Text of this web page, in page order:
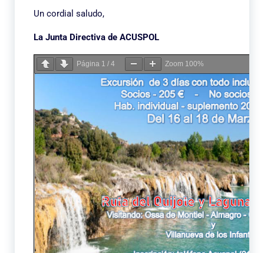
Un cordial saludo,
La Junta Directiva de ACUSPOL
Página 1 / 4 Zoom 100%